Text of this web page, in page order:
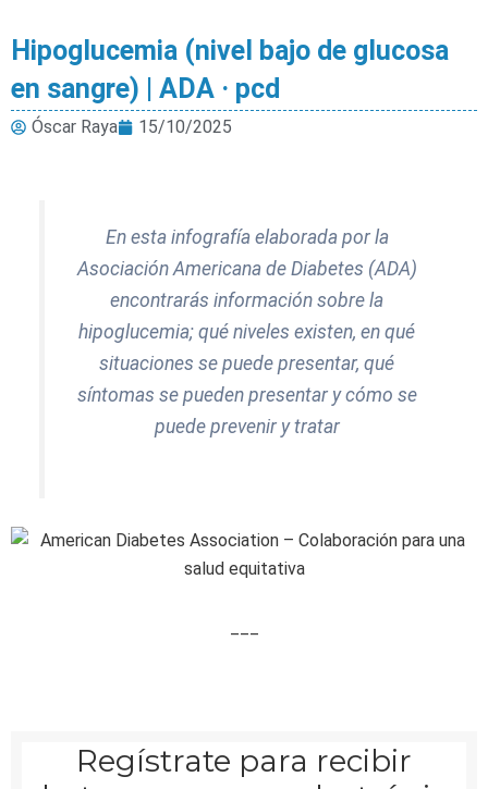
Hipoglucemia (nivel bajo de glucosa
en sangre) | ADA · pcd
Óscar Raya 15/10/2025
En esta infografía elaborada por la
Asociación Americana de Diabetes (ADA)
encontrarás información sobre la
hipoglucemia; qué niveles existen, en qué
situaciones se puede presentar, qué
síntomas se pueden presentar y cómo se
puede prevenir y tratar
Regístrate para recibir